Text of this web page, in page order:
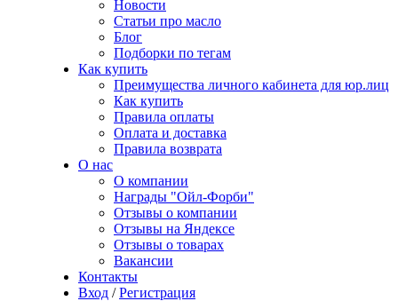
Новости
Статьи про масло
Блог
Подборки по тегам
Как купить
Преимущества личного кабинета для юр.лиц
Как купить
Правила оплаты
Оплата и доставка
Правила возврата
О нас
О компании
Награды "Ойл-Форби"
Отзывы о компании
Отзывы на Яндексе
Отзывы о товарах
Вакансии
Контакты
Вход / Регистрация